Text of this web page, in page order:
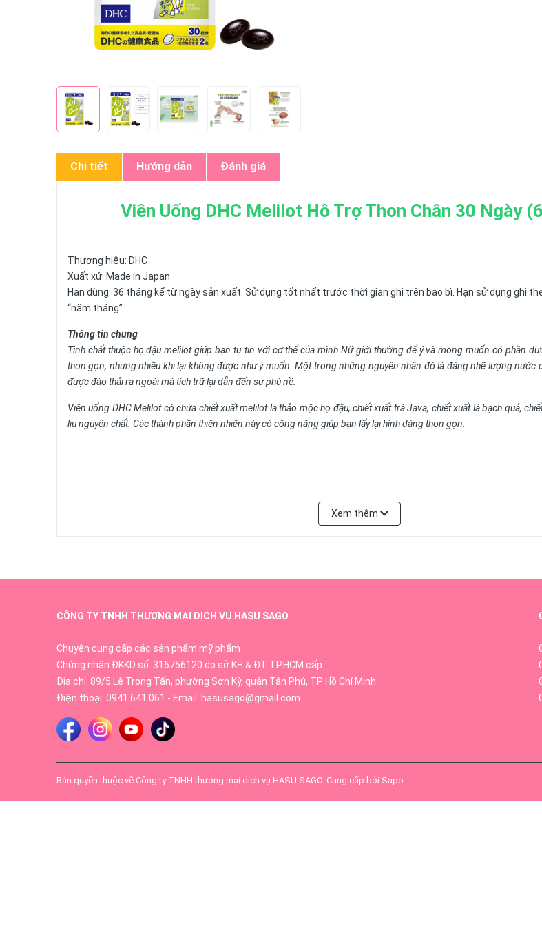
Chi tiết Hướng dẫn Đánh giá
Viên Uống DHC Melilot Hỗ Trợ Thon Chân 30 Ngày
Thương hiệu: DHC
Xuất xứ: Made in Japan
Hạn dùng: 36 tháng kể từ ngày sản xuất. Sử dụng tốt nhất trước thời gian ghi trên bao bì. Hạn sử dụng ghi
“năm.tháng”.
Thông tin chung
Tinh chất thuộc họ đậu melilot giúp bạn tự tin với cơ thể của mình Nữ giới thường để ý và mong muốn có phần
thon gọn, nhưng nhiều khi lại không được như ý muốn. Một trong những nguyên nhân đó là đáng nhẽ lượng nước
được đào thải ra ngoài mà tích trữ lại dẫn đến sự phù nề.
Viên uống DHC Melilot có chứa chiết xuất melilot là thảo mộc họ đậu, chiết xuất trà Java, chiết xuất lá bạch quả,
liu nguyên chất. Các thành phần thiên nhiên này có công năng giúp bạn lấy lại hình dáng thon gọn.
Xem thêm
CÔNG TY TNHH THƯƠNG MẠI DỊCH VỤ HASU SAGO
Chuyên cung cấp các sản phẩm mỹ phẩm
Chứng nhận ĐKKD số: 316756120 do sở KH & ĐT TP.HCM cấp
Địa chỉ: 89/5 Lê Trọng Tấn, phường Sơn Kỳ, quận Tân Phú, TP Hồ Chí Minh
Điện thoại: 0941 641 061 - Email: hasusago@gmail.com
Bản quyền thuộc về Công ty TNHH thương mại dịch vụ HASU SAGO. Cung cấp bởi Sapo